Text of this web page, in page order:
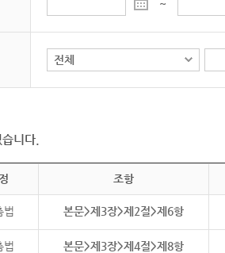
~
니다.
조항
법 본문>제3장>제2절>제6항
법 본문>제3장>제4절>제8항